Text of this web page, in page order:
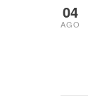
04
AGO